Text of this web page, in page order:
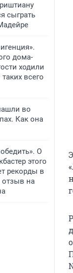
сыграть
дома-
ходили
всего
во
Как она
О
этого
рекорды в
отзыв на